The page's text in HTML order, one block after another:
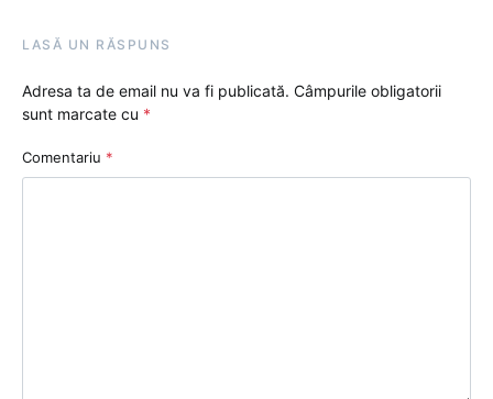
LASĂ UN RĂSPUNS
Adresa ta de email nu va fi publicată. Câmpurile obligatorii
sunt marcate cu *
Comentariu *